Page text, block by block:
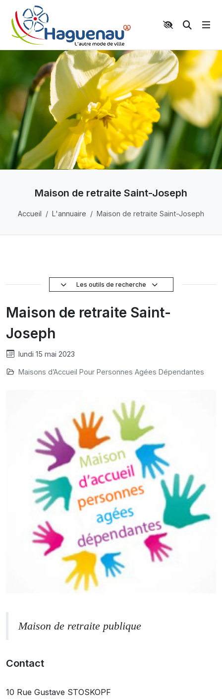
Panneau de gestion des cookies
Aller au contenu principal
Aller au menu
Aller au moteur de recherche
Moteur
Maison de retraite Saint-Joseph
Accueil L'annuaire Maison de retraite Saint-Joseph
Les outils de recherche
Maison de retraite Saint-
Joseph
lundi 15 mai 2023
Maisons d’Accueil Pour Personnes Agées Dépendantes
Maison de retraite publique
Contact
10 Rue Gustave STOSKOPF